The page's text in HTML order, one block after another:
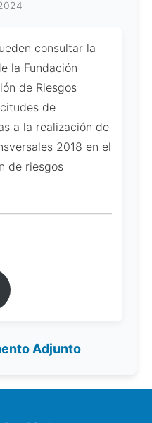
consultar la
la Fundación
de Riesgos
de
a la realización de
2018 en el
de riesgos
Adjunto